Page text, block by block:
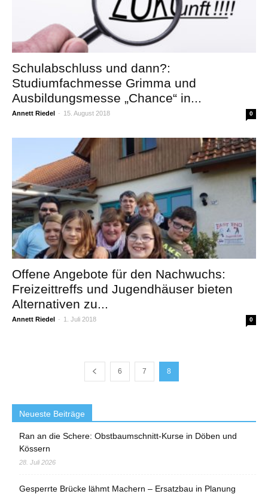
Schulabschluss und dann?:
Studiumfachmesse Grimma und
Ausbildungsmesse „Chance“ in...
Annett Riedel - 15. August 2018 0
Offene Angebote für den Nachwuchs:
Freizeittreffs und Jugendhäuser bieten
Alternativen zu...
Annett Riedel - 1. Juli 2018 0
6 7 8
Neueste Beiträge
Ran an die Schere: Obstbaumschnitt-Kurse in Döben und
Kössern
28. Juli 2026
Gesperrte Brücke lähmt Machern – Ersatzbau in Planung